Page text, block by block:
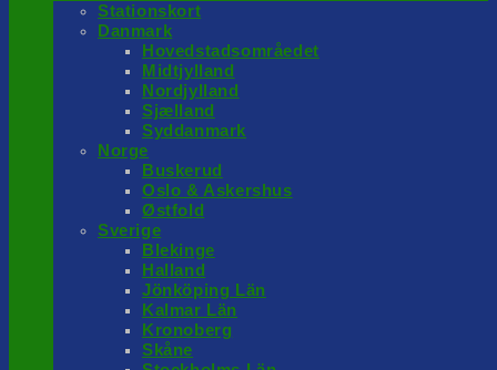
Stationskort
Danmark
Hovedstadsområedet
Midtjylland
Nordjylland
Sjælland
Syddanmark
Norge
Buskerud
Oslo & Askershus
Østfold
Sverige
Blekinge
Halland
Jönköping Län
Kalmar Län
Kronoberg
Skåne